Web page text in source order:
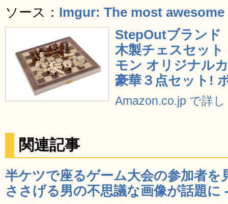
ソース： Imgur: The most
StepOutブランド
木製チェスセッ
モン オリジナル
豪華３点セット!
Amazon.co.jp で詳
関連記事
半ケツで座るゲーム大会の参加者を
ささげる男の不思議な画像が話題に